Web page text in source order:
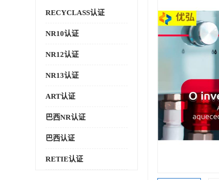
RECYCLASS认证
NR10认证
NR12认证
NR13认证
ART认证
巴西NR认证
巴西认证
RETIE认证